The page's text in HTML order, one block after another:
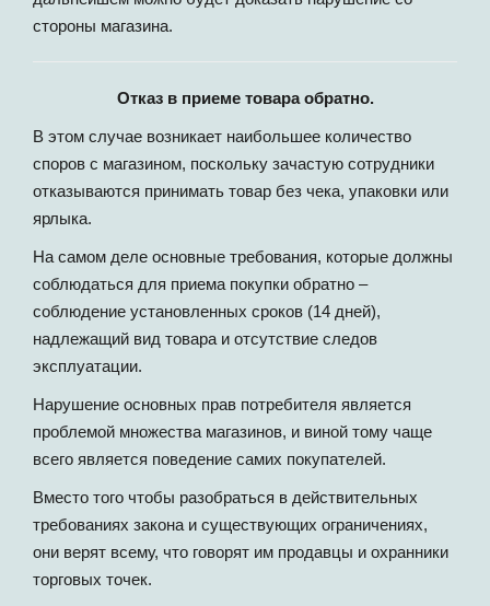
стороны магазина.
Отказ в приеме товара обратно.
В этом случае возникает наибольшее количество
споров с магазином, поскольку зачастую сотрудники
отказываются принимать товар без чека, упаковки или
ярлыка.
На самом деле основные требования, которые должны
соблюдаться для приема покупки обратно –
соблюдение установленных сроков (14 дней),
надлежащий вид товара и отсутствие следов
эксплуатации.
Нарушение основных прав потребителя является
проблемой множества магазинов, и виной тому чаще
всего является поведение самих покупателей.
Вместо того чтобы разобраться в действительных
требованиях закона и существующих ограничениях,
они верят всему, что говорят им продавцы и охранники
торговых точек.